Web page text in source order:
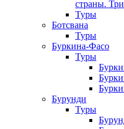
страны.
Туры
Ботсвана
Туры
Буркина-Фасо
Туры
Бурунди
Туры